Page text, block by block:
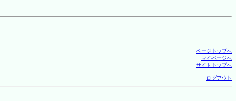
ページトップへ
マイページへ
サイトトップへ
ログアウト